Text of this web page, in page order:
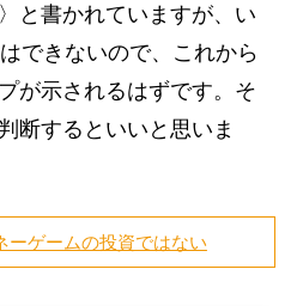
と書かれていますが、い
できないので、これから
が示されるはずです。そ
断するといいと思いま
ーゲームの投資ではない